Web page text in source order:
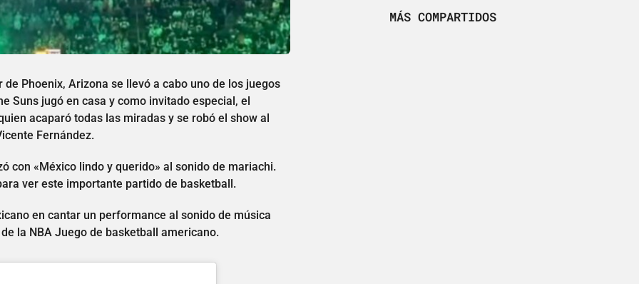
Phoenix, Arizona se llevó a cabo uno de los juegos
Suns jugó en casa y como invitado especial, el
acaparó todas las miradas y se robó el show al
Fernández.
con «México lindo y querido» al sonido de mariachi.
ver este importante partido de basketball.
en cantar un performance al sonido de música
la NBA Juego de basketball americano.
MÁS COMPARTIDOS